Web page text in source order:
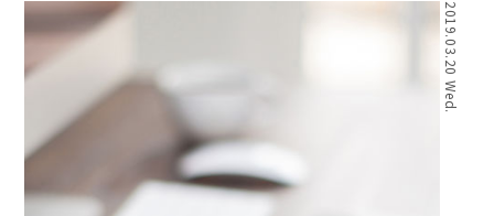
2019.03.20 Wed.